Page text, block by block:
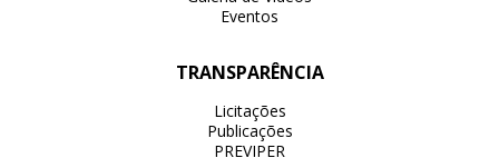
Eventos
TRANSPARÊNCIA
Licitações
Publicações
PREVIPER